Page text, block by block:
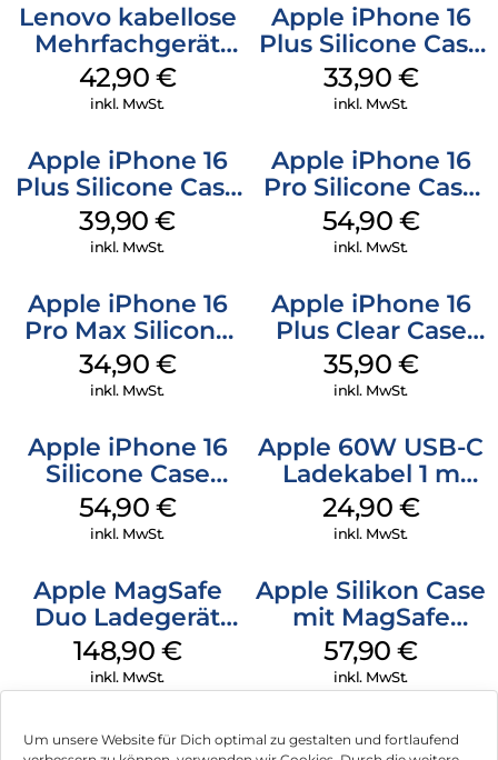
Um unsere Website für Dich optimal zu gestalten und fortlaufend
Lenovo kabellose
Mehrfachgerät
Luna Grey
42,90 €
inkl. MwSt.
Apple iPhone 16
Plus Silicone Case
MagSafe Lake
Green
33,90 €
inkl. MwSt.
Apple iPhone 16
Plus Silicone Case
MagSafe Plum
39,90€
inkl. MwSt.
Apple iPhone 16
Pro Silicone Case
MagSafe Black
54,90 €
inkl. MwSt.
Apple iPhone 16
Pro Max Silicone
Case MagSafe
Denim
34,90 €
inkl. MwSt.
Apple iPhone 16
Plus Clear Case
MagSafe
Transparent
35,90 €
inkl. MwSt.
Apple iPhone 16
Silicone Case
MagSafe Lake
Green
54,90 €
inkl. MwSt.
Apple 60W USB-C
Ladekabel 1 m
Weiß
24,90 €
inkl. MwSt.
Apple MagSafe
Duo Ladegerät
Weiß
148,90 €
inkl. MwSt.
Apple Silikon Case
mit MagSafe
iPhone 14 Pro
(PRODUCT)RED
57,90€
inkl. MwSt.